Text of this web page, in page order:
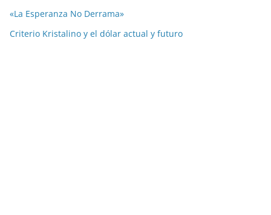
«La Esperanza No Derrama»
Criterio Kristalino y el dólar actual y futuro